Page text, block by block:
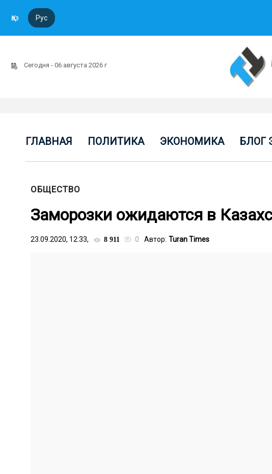
Қаз Рус
Сегодня - 06 августа 2026 г
ГЛАВНАЯ ПОЛИТИКА ЭКОНОМИКА БЛОГ
ОБЩЕСТВО
Заморозки ожидаются в
23.09.2020, 12:33, 8 911 0 Автор: Turan Times